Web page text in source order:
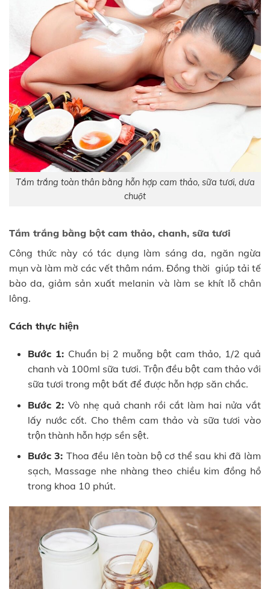
Tắm trắng toàn thân bằng hỗn hợp cam thảo, sữa tươi, dưa
chuột
Tắm trắng bằng bột cam thảo, chanh, sữa tươi
Công thức này có tác dụng làm sáng da, ngăn ngừa
mụn và làm mờ các vết thâm nám. Đồng thời giúp tải tế
bào da, giảm sản xuất melanin và làm se khít lỗ chân
lông.
Cách thực hiện
Bước 1: Chuẩn bị 2 muỗng bột cam thảo, 1/2 quả
chanh và 100ml sữa tươi. Trộn đều bột cam thảo với
sữa tươi trong một bất để được hỗn hợp săn chắc.
Bước 2: Vò nhẹ quả chanh rồi cắt làm hai nửa vắt
lấy nước cốt. Cho thêm cam thảo và sữa tươi vào
trộn thành hỗn hợp sền sệt.
Bước 3: Thoa đều lên toàn bộ cơ thể sau khi đã làm
sạch, Massage nhe nhàng theo chiều kim đồng hồ
trong khoa 10 phút.